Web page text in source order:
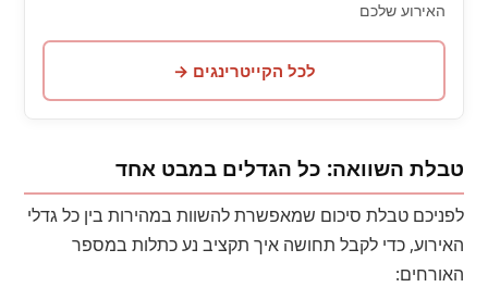
האירוע שלכם
לכל הקייטרינגים →
טבלת השוואה: כל הגדלים במבט אחד
לפניכם טבלת סיכום שמאפשרת להשוות במהירות בין כל גדלי
האירוע, כדי לקבל תחושה איך תקציב נע כתלות במספר
האורחים: